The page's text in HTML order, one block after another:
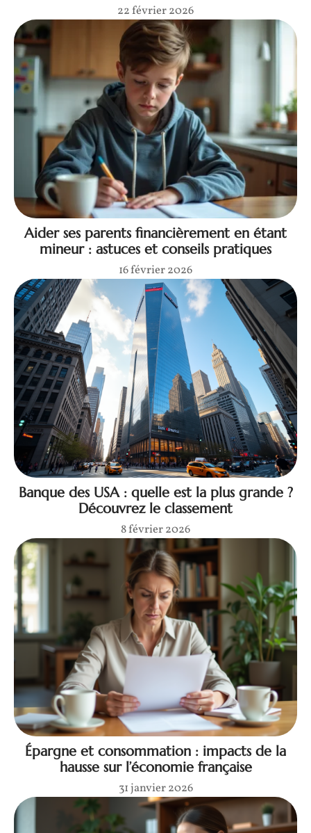
22 février 2026
Aider ses parents financièrement en étant
mineur : astuces et conseils pratiques
16 février 2026
Banque des USA : quelle est la plus grande ?
Découvrez le classement
8 février 2026
Épargne et consommation : impacts de la
hausse sur l’économie française
31 janvier 2026